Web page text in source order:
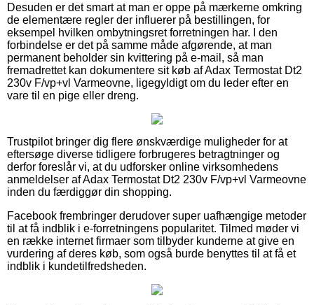
Desuden er det smart at man er oppe på mærkerne omkring
de elementære regler der influerer på bestillingen, for
eksempel hvilken ombytningsret forretningen har. I den
forbindelse er det på samme måde afgørende, at man
permanent beholder sin kvittering på e-mail, så man
fremadrettet kan dokumentere sit køb af Adax Termostat Dt2
230v F/vp+vl Varmeovne, ligegyldigt om du leder efter en
vare til en pige eller dreng.
Trustpilot bringer dig flere ønskværdige muligheder for at
eftersøge diverse tidligere forbrugeres betragtninger og
derfor foreslår vi, at du udforsker online virksomhedens
anmeldelser af Adax Termostat Dt2 230v F/vp+vl Varmeovne
inden du færdiggør din shopping.
Facebook frembringer derudover super uafhængige metoder
til at få indblik i e-forretningens popularitet. Tilmed møder vi
en række internet firmaer som tilbyder kunderne at give en
vurdering af deres køb, som også burde benyttes til at få et
indblik i kundetilfredsheden.